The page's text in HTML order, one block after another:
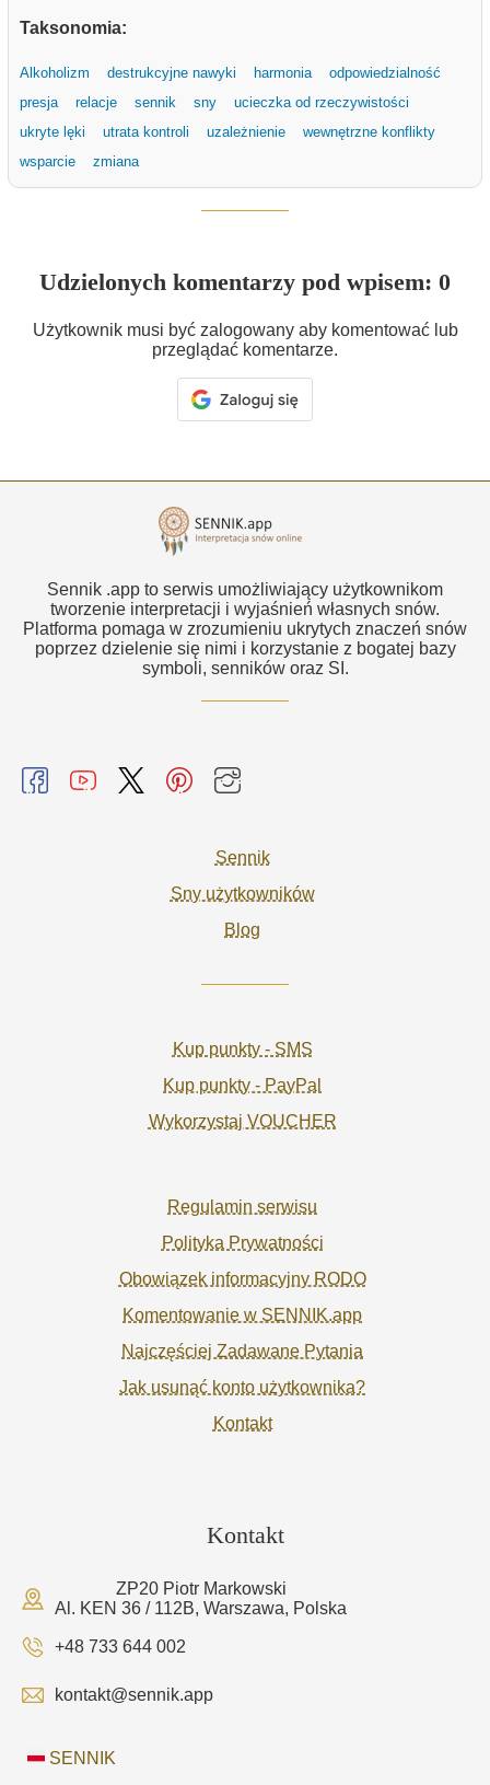
Taksonomia:
Alkoholizm destrukcyjne nawyki harmonia
odpowiedzialność
presja
relacje sennik sny
ucieczka od rzeczywistości
ukryte lęki
utrata kontroli uzależnienie
wewnętrzne konflikty
wsparcie
zmiana
Udzielonych komentarzy pod wpisem: 0
Użytkownik musi być zalogowany aby komentować lub
przeglądać komentarze.
Sennik .app to serwis umożliwiający użytkownikom
tworzenie interpretacji i wyjaśnień własnych snów.
Platforma pomaga w zrozumieniu ukrytych znaczeń snów
poprzez dzielenie się nimi i korzystanie z bogatej bazy
symboli, senników oraz SI.
Sennik
Sny użytkowników
Blog
Kup punkty - SMS
Kup punkty - PayPal
Wykorzystaj VOUCHER
Regulamin serwisu
Polityka Prywatności
Obowiązek informacyjny RODO
Komentowanie w SENNIK.app
Najczęściej Zadawane Pytania
Jak usunąć konto użytkownika?
Kontakt
Kontakt
ZP20 Piotr Markowski
Al. KEN 36 / 112B, Warszawa, Polska
+48 733 644 002
kontakt@sennik.app
SENNIK